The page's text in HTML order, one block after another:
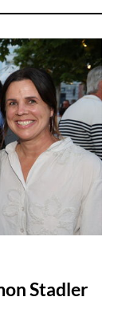
Stadler